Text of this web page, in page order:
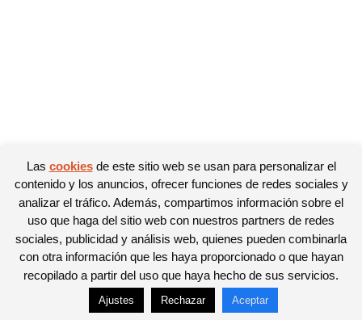
© Newspaper WordPress Theme by TagDiv
Las cookiesde este sitio web se usan para personalizar el
contenido y los anuncios, ofrecer funciones de redes sociales y
analizar el tráfico. Además, compartimos información sobre el
uso que haga del sitio web con nuestros partners de redes
sociales, publicidad y análisis web, quienes pueden combinarla
con otra información que les haya proporcionado o que hayan
recopilado a partir del uso que haya hecho de sus servicios.
Ajustes Rechazar Aceptar